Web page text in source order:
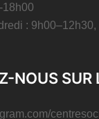
18h00
:
NOUS SUR